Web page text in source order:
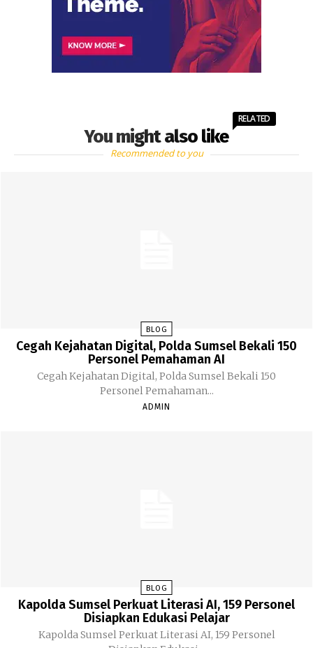
You might also like
RELATED
Recommended to you
BLOG
Cegah Kejahatan Digital, Polda Sumsel Bekali 150
Personel Pemahaman AI
Cegah Kejahatan Digital, Polda Sumsel Bekali 150
Personel Pemahaman...
ADMIN
BLOG
Kapolda Sumsel Perkuat Literasi AI, 159 Personel
Disiapkan Edukasi Pelajar
Kapolda Sumsel Perkuat Literasi AI, 159 Personel